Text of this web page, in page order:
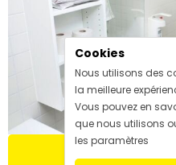
Cookies
Nous utilisons des
la meilleure
Vous pouvez en
que nous utilisons
les paramètres